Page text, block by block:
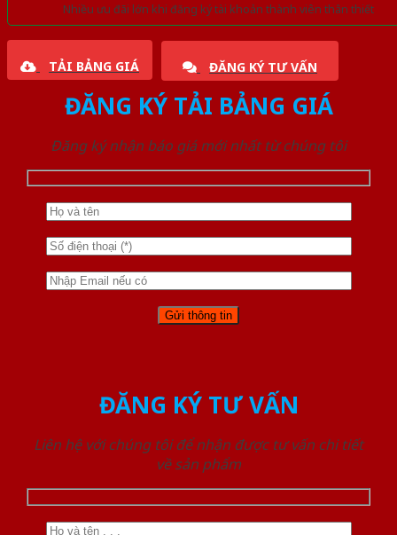
Nhiều ưu đãi lớn khi đăng ký tài khoản thành viên thân thiết
TẢI BẢNG GIÁ ĐĂNG KÝ TƯ VẤN
ĐĂNG KÝ TẢI BẢNG GIÁ
Đăng ký nhận báo giá mới nhất từ chúng tôi
ĐĂNG KÝ TƯ VẤN
Liên hệ với chúng tôi để nhận được tư vấn chi tiết
về sản phẩm